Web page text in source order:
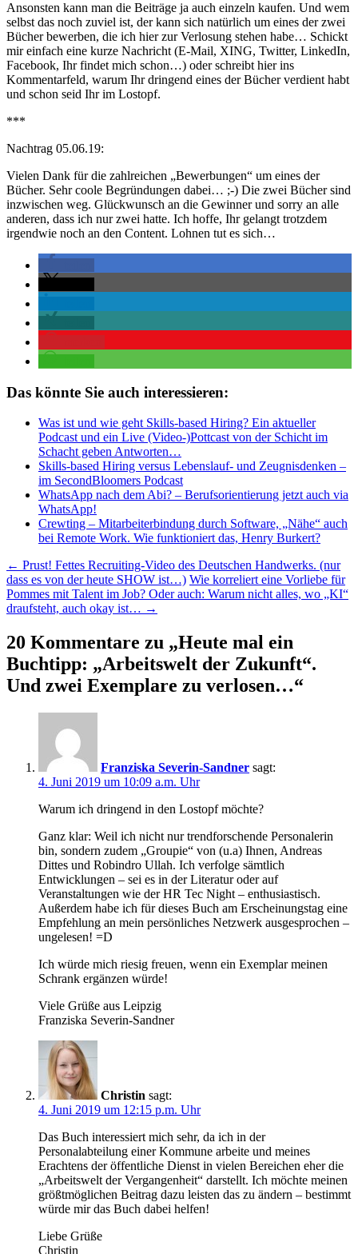
Ansonsten kann man die Beiträge ja auch einzeln kaufen. Und wem
selbst das noch zuviel ist, der kann sich natürlich um eines der zwei
Bücher bewerben, die ich hier zur Verlosung stehen habe… Schickt
mir einfach eine kurze Nachricht (E-Mail, XING, Twitter, LinkedIn,
Facebook, Ihr findet mich schon…) oder schreibt hier ins
Kommentarfeld, warum Ihr dringend eines der Bücher verdient habt
und schon seid Ihr im Lostopf.
***
Nachtrag 05.06.19:
Vielen Dank für die zahlreichen „Bewerbungen“ um eines der
Bücher. Sehr coole Begründungen dabei… ;-) Die zwei Bücher sind
inzwischen weg. Glückwunsch an die Gewinner und sorry an alle
anderen, dass ich nur zwei hatte. Ich hoffe, Ihr gelangt trotzdem
irgendwie noch an den Content. Lohnen tut es sich…
Das könnte Sie auch interessieren:
Was ist und wie geht Skills-based Hiring? Ein aktueller
Podcast und ein Live (Video-)Pottcast von der Schicht im
Schacht geben Antworten…
Skills-based Hiring versus Lebenslauf- und Zeugnisdenken –
im SecondBloomers Podcast
WhatsApp nach dem Abi? – Berufsorientierung jetzt auch via
WhatsApp!
Crewting – Mitarbeiterbindung durch Software, „Nähe“ auch
bei Remote Work. Wie funktioniert das, Henry Burkert?
Beitragsnavigation
← Prust! Fettes Recruiting-Video des Deutschen Handwerks. (nur
dass es von der heute SHOW ist…) Wie korreliert eine Vorliebe für
Pommes mit Talent im Job? Oder auch: Warum nicht alles, wo „KI“
draufsteht, auch okay ist… →
20 Kommentare zu „Heute mal ein
Buchtipp: „Arbeitswelt der Zukunft“.
Und zwei Exemplare zu verlosen…“
Franziska Severin-Sandner sagt:
4. Juni 2019 um 10:09 a.m. Uhr
Warum ich dringend in den Lostopf möchte?
Ganz klar: Weil ich nicht nur trendforschende Personalerin
bin, sondern zudem „Groupie“ von (u.a) Ihnen, Andreas
Dittes und Robindro Ullah. Ich verfolge sämtlich
Entwicklungen – sei es in der Literatur oder auf
Veranstaltungen wie der HR Tec Night – enthusiastisch.
Außerdem habe ich für dieses Buch am Erscheinungstag eine
Empfehlung an mein persönliches Netzwerk ausgesprochen –
ungelesen! =D
Ich würde mich riesig freuen, wenn ein Exemplar meinen
Schrank ergänzen würde!
Viele Grüße aus Leipzig
Franziska Severin-Sandner
Christin sagt:
4. Juni 2019 um 12:15 p.m. Uhr
Das Buch interessiert mich sehr, da ich in der
Personalabteilung einer Kommune arbeite und meines
Erachtens der öffentliche Dienst in vielen Bereichen eher die
„Arbeitswelt der Vergangenheit“ darstellt. Ich möchte meinen
größtmöglichen Beitrag dazu leisten das zu ändern – bestimmt
würde mir das Buch dabei helfen!
Liebe Grüße
Christin